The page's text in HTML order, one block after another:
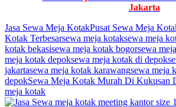
Jakarta
Jasa Sewa Meja KotakPusat Sewa Meja
Kotak Terbesarsewa meja kotaksewa meja
kotak bekasisewa meja kotak bogorsewa
meja kotak depoksewa meja kotak di depok
jakartasewa meja kotak karawangsewa meja
depokSewa Meja Kotak Murah Di Kukusan
meja kotak